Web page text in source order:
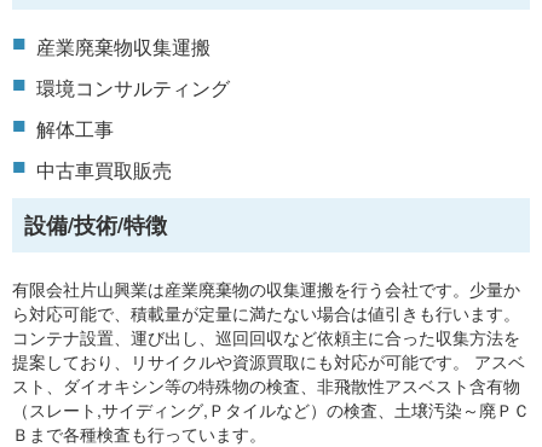
産業廃棄物収集運搬
環境コンサルティング
解体工事
中古車買取販売
設備/技術/特徴
有限会社片山興業は産業廃棄物の収集運搬を行う会社です。少量か
ら対応可能で、積載量が定量に満たない場合は値引きも行います。
コンテナ設置、運び出し、巡回回収など依頼主に合った収集方法を
提案しており、リサイクルや資源買取にも対応が可能です。 アスベ
スト、ダイオキシン等の特殊物の検査、非飛散性アスベスト含有物
（スレート,サイディング,Ｐタイルなど）の検査、土壌汚染～廃ＰＣ
Ｂまで各種検査も行っています。